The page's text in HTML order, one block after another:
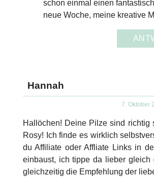
schon einmal einen
neue Woche, meine kreative
Hannah
7. Oktober
Hallöchen! Deine Pilze sind richtig
Rosy! Ich finde es wirklich
du Affiliate oder Affliate Links in
einbaust, ich tippe da lieber gleich
gleichzeitig die Empfehlung der